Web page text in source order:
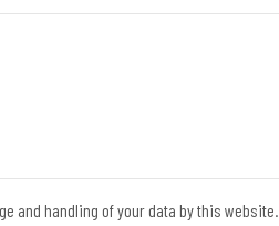
and handling of your data by this website.